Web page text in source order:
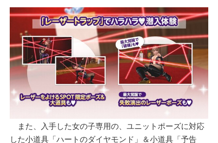
また、入手した女の子専用の、ユニットポーズに対応
した小道具「ハートのダイヤモンド」＆小道具「予告